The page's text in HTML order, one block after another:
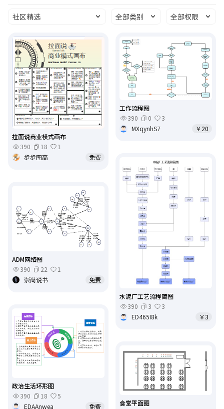
社区精选 全部类别 全部权限
拉面说商业模式画布
390
18
1
步步图高
免费
工作流程图
390
0
3
MXqynhS7
￥20
水泥厂工艺流程简图
390
3
3
ED465I8k
￥3
ADM网络图
390
22
1
崇尚说书
免费
政治生活环形图
390
18
5
EDAAnwea
免费
食堂平面图